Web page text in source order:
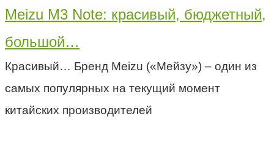
Meizu M3 Note: красивый, бюджетный,
большой…
Красивый… Бренд Meizu («Мейзу») – один из
самых популярных на текущий момент
китайских производителей